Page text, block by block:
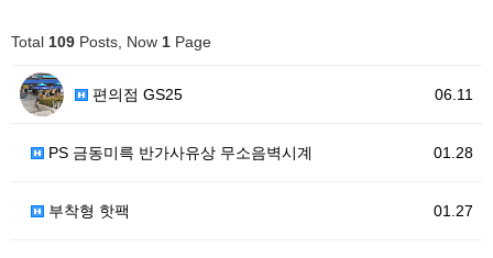
Total 109 Posts, Now 1 Page
06.11
편의점 GS25
01.28
PS 금동미륵 반가사유상 무소음벽시계
01.27
부착형 핫팩